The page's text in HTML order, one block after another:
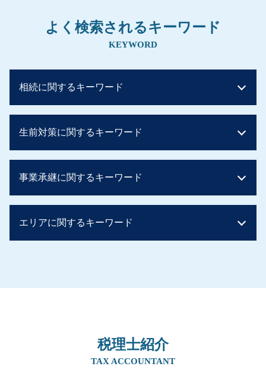
よく検索されるキーワード
KEYWORD
相続に関するキーワード
相続税 配偶者控除
相続税 いくら
相続税早見表 改正
贈与税 税率
相続税とは 簡単に
贈与税とは 簡単に
相続時精算課税制度 110 万円
贈与税 非課税 申告
生前対策に関するキーワード
贈与税 親子
親から 1000万 贈与税
贈与税 子から親 税率
生前贈与 孫 やり方
贈与税 住宅 非課税 申告
生前贈与 土地 非課税
事業承継に関するキーワード
従業員承継
事業承継 後継者募集
親族内承継 株主総会
エリアに関するキーワード
生前対策 奈良県
税理士紹介
TAX ACCOUNTANT